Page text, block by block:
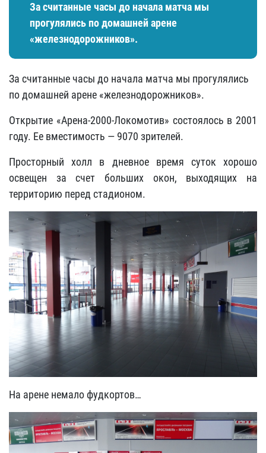
За считанные часы до начала матча мы
прогулялись по домашней арене
«железнодорожников».
За считанные часы до начала матча мы прогулялись
по домашней арене «железнодорожников».
Открытие «Арена-2000-Локомотив» состоялось в 2001
году. Ее вместимость — 9070 зрителей.
Просторный холл в дневное время суток хорошо
освещен за счет больших окон, выходящих на
территорию перед стадионом.
На арене немало фудкортов…